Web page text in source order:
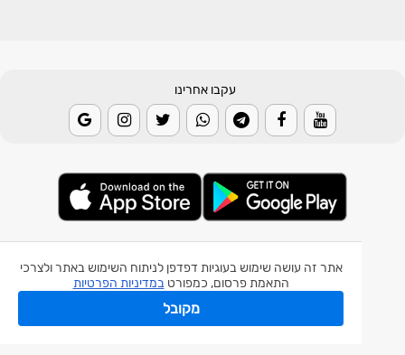
אתר זה עושה שימוש בעוגיות דפדפן לניתוח השימוש באתר ולצרכי
התאמת פרסום, כמפורטבמדיניות הפרטיות
מקובל
עקבו אחרינו
אפליקצית מזג אוויר
אפליקצית רעידת אדמה
אפליקצית מכ"ם גשם